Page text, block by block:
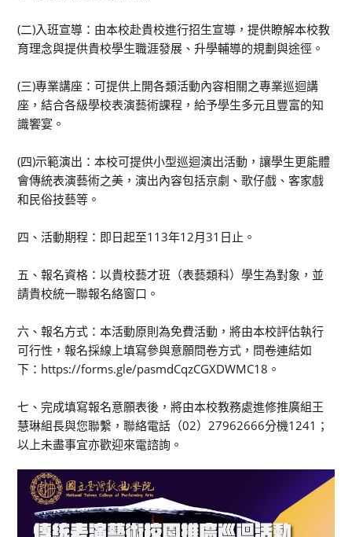
(二)入班宣導：由本校赴貴校進行招生宣導，提供瞭解本校教
育理念與提供貴校學生職涯發展、升學輔導的規劃與途徑。
(三)專業講座：可提供上開各類活動內容相關之專業巡迴講
座，結合各級學校表演藝術課程，給予學生多元且豐富的知
識饗宴。
(四)示範演出：本校可提供小型巡迴演出活動，讓學生更能體
會傳統表演藝術之美，演出內容包括京劇、歌仔戲、客家戲
和民俗技藝等。
四、活動期程：即日起至113年12月31日止。
五、報名資格：以貴校藝才班（表藝類科）學生為對象，並
請貴校統一聯報名絡窗口。
六、報名方式：本活動原則為免費活動，將由本校評估執行
可行性，報名採線上填寫參與意願問卷方式，問卷連結如
下：https://forms.gle/pasmdCqzCGXDWMC18。
七、完成填寫報名意願表後，將由本校教務處進修推廣組王
慧琳組長與您聯繫，聯絡電話（02）27962666分機1241；
以上未盡事宜亦歡迎來電諮詢。